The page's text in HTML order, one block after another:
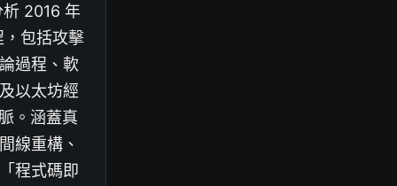
2016 年
，包括攻擊
過程、軟
以太坊經
。涵蓋真
線重構、
程式碼即